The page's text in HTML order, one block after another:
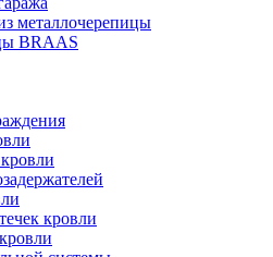
металлочерепицы
BRAAS
кровли